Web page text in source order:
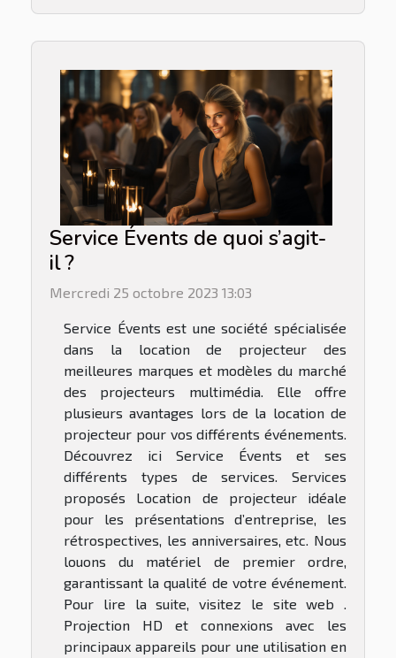
Service Évents de quoi s’agit-
il ?
Mercredi 25 octobre 2023 13:03
Service Évents est une société spécialisée
dans la location de projecteur des
meilleures marques et modèles du marché
des projecteurs multimédia. Elle offre
plusieurs avantages lors de la location de
projecteur pour vos différents événements.
Découvrez ici Service Évents et ses
différents types de services. Services
proposés Location de projecteur idéale
pour les présentations d’entreprise, les
rétrospectives, les anniversaires, etc. Nous
louons du matériel de premier ordre,
garantissant la qualité de votre événement.
Pour lire la suite, visitez le site web .
Projection HD et connexions avec les
principaux appareils pour une utilisation en